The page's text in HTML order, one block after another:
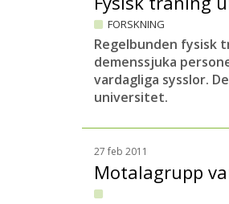
FORSKNING
Regelbunden fysisk
demenssjuka
vardagliga sysslor.
universitet.
27 feb 2011
Motalagrupp